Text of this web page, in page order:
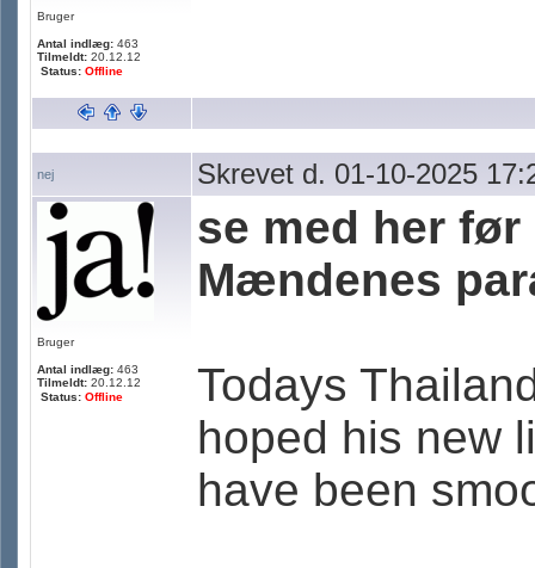
Bruger
Antal indlæg: 463
Tilmeldt: 20.12.12
Status: Offline
nej Skrevet d. 01-10-2025
Bruger
Antal indlæg: 463
Tilmeldt: 20.12.12
Status: Offline
se med her
Mændenes
Todays
hoped his new
have been